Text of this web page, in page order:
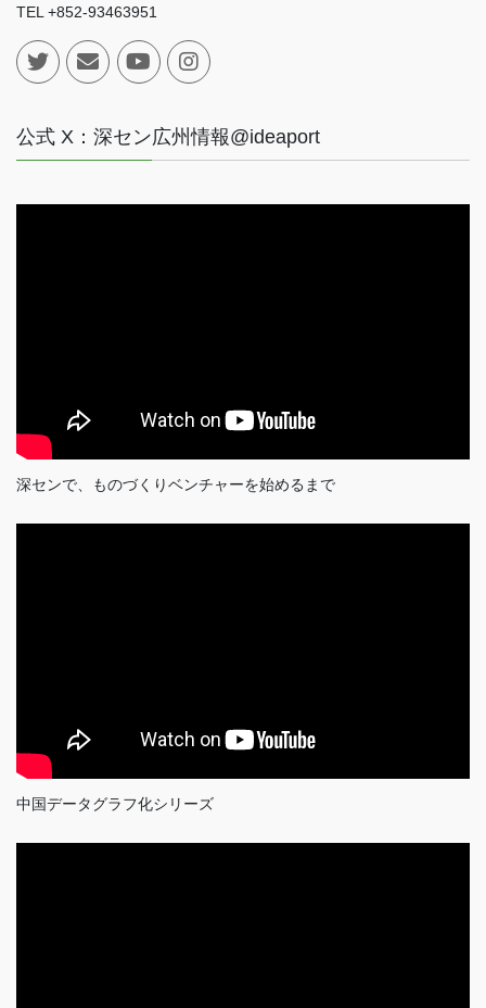
TEL +852-93463951
公式 X：深セン広州情報@ideaport
深センで、ものづくりベンチャーを始めるまで
中国データグラフ化シリーズ